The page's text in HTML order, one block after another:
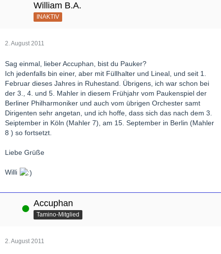
William B.A.
INAKTIV
2. August 2011
Sag einmal, lieber Accuphan, bist du Pauker?
Ich jedenfalls bin einer, aber mit Füllhalter und Lineal, und seit 1.
Februar dieses Jahres in Ruhestand. Übrigens, ich war schon bei
der 3., 4. und 5. Mahler in diesem Frühjahr vom Paukenspiel der
Berliner Philharmoniker und auch vom übrigen Orchester samt
Dirigenten sehr angetan, und ich hoffe, dass sich das nach dem 3.
Seiptember in Köln (Mahler 7), am 15. September in Berlin (Mahler
8 ) so fortsetzt.
Liebe Grüße
Willi
Online Accuphan
Tamino-Mitglied
2. August 2011